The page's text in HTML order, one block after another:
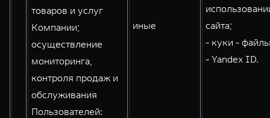
товаров и услуг
Компании;
осуществление
мониторинга,
контроля продаж и
обслуживания
Пользователей:
иные
сайта;
- куки -
- Yandex ID.